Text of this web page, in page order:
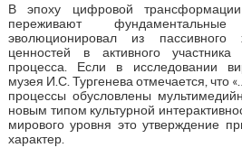
В эпоху цифровой трансформации
переживают
эволюционировал из пассивного
ценностей в активного участника
процесса. Если в исследовании
музея И.С. Тургенева отмечается, что
процессы обусловлены
новым типом культурной
мирового уровня это утверждение
характер.